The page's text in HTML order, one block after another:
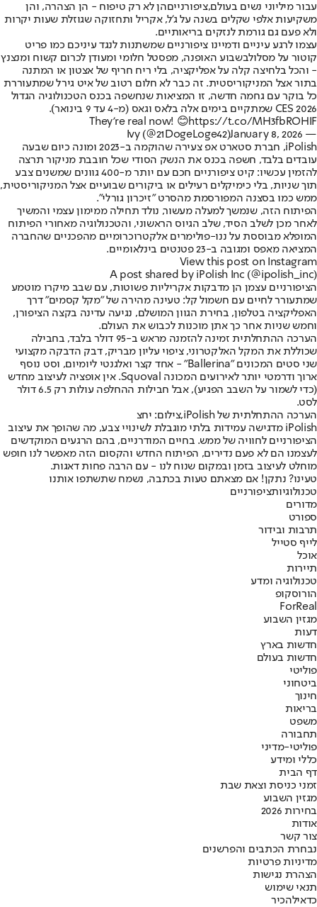
עבור מיליוני נשים בעולם,ציפורנייםהן לא רק טיפוח - הן הצהרה, והן
משקיעות אלפי שקלים בשנה על ג'ל, אקריל ותחזוקה שגוזלת שעות יקרות
ולא פעם גם גורמת לנזקים בריאותיים.
עצמו לרגע עיניים ודמיינו ציפורניים שמשתנות לנגד עיניכם כמו פריט
קוטור על מסלולבשבוע האופנה, מפסטל חלומי ומעודן לכרום קשוח ומנצנץ
- והכל בלחיצה קלה על אפליקציה, בלי ריח חריף של אצטון או המתנה
בתור אצל המניקוריסטית. זה כבר לא חלום רטוב של איט גירל שמתעוררת
כל בוקר עם גחמה חדשה, זו המציאות שנחשפה בכנס הטכנולוגיה הגדול
CES 2026 שמתקיים בימים אלה בלאס וגאס (מ-4 עד 9 בינואר).
They're real now! 😊https://t.co/MH3fbROHIF
— Ivy (@21DogeLoge42)
January 8, 2026
iPolish, חברת סטארט אפ צעירה שהוקמה ב-2023 ומונה כיום שבעה
עובדים בלבד, חשפה בכנס את הנשק הסודי שכל חובבת מניקור תרצה
להזמין עכשיו: קיט ציפורניים חכם עם יותר מ-400 גוונים שמשנים צבע
תוך שניות, בלי כימיקלים רעילים או ביקורים שבועיים אצל המניקוריסטית,
ממש כמו בסצנה המפורסמת מהסרט "זיכרון גורלי".
הפיתוח הזה, שנמשך למעלה מעשור, נולד תחילה ממימון עצמי והמשיך
לאחר מכן לשלב הסיד, שלב הגיוס הראשוני, והטכנולוגיה מאחורי הפיתוח
המופלא מבוססת על ננו-פולימרים אלקטרוכרומיים מהפכניים שהחברה
המציאה מאפס ומגובה ב-23 פטנטים בינלאומיים.
View this post on Instagram
A post shared by iPolish Inc (@ipolish_inc)
הציפורניים עצמן הן מדבקות אקריליות פשוטות, עם שבב מיקרו מוטמע
שמתעורר לחיים עם חשמול קל: טעינה מהירה של "מקל קסמים" דרך
האפליקציה בטלפון, בחירת הגוון המושלם, נגיעה עדינה בקצה הציפורן,
וחמש שניות אחר כך אתן מוכנות לכבוש את העולם.
הערכה ההתחלתית זמינה להזמנה מראש ב-95 דולר בלבד, בחבילה
שכוללת את המקל האלקטרוני, ציפוי עליון מבריק, דבק הדבקה מקצועי
שני סטים המכונים "Ballerina" - אחד קצר ואלגנטי ליומיום, וסט נוסף
ארוך ודרמטי יותר לאירועים המכונה Squoval. אין אופציה לעיצוב מחדש
(כדי לשמור על השבב הפגיע), אבל חבילות ההחלפה עולות רק 6.5 דולר
לסט.
הערכה ההתחלתית של iPolish,צילום: יחצ
iPolish מדגישה עמידות בלתי מוגבלת לשינויי צבע, מה שהופך את עיצוב
הציפורניים לחוויה של ממש. בחיים המודרניים, בהם הרגעים המוקדשים
לעצמנו הם לא פעם נדירים, הפיתוח החדש והקסום הזה מאפשר לנו חופש
מוחלט לעיצוב בזמן ובמקום שנוח לנו - עם הרבה פחות דאגות.
טעינו? נתקן! אם מצאתם טעות בכתבה, נשמח שתשתפו אותנו
טכנולוגיותציפורניים
מדורים
ספורט
תרבות ובידור
לייף סטייל
אוכל
תיירות
טכנולוגיה ומדע
הורוסקופ
ForReal
מגזין השבוע
דעות
חדשות בארץ
חדשות בעולם
פוליטי
ביטחוני
חינוך
בריאות
משפט
תחבורה
פוליטי-מדיני
כללי ומידע
דף הבית
זמני כניסת וצאת שבת
מגזין השבוע
בחירות 2026
אודות
צור קשר
נבחרת הכתבים והפרשנים
מדיניות פרטיות
הצהרת נגישות
תנאי שימוש
כדאילהכיר